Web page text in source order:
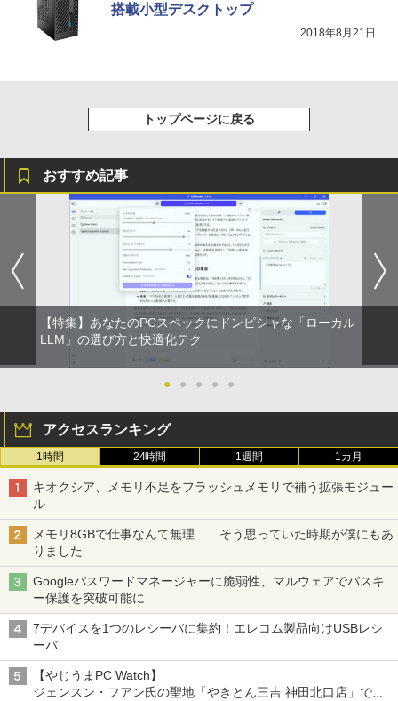
搭載小型デスクトップ
2018年8月21日
トップページに戻る
おすすめ記事
【特集】あなたのPCスペックにドンピシャな「ローカル
LLM」の選び方と快適化テク
● ● ● ● ●
アクセスランキング
1時間 24時間 1週間 1カ月
キオクシア、メモリ不足をフラッシュメモリで補う拡張モジュー
ル
メモリ8GBで仕事なんて無理……そう思っていた時期が僕にもあ
りました
Googleパスワードマネージャーに脆弱性、マルウェアでパスキ
ー保護を突破可能に
7デバイスを1つのレシーバに集約！エレコム製品向けUSBレシ
ーバ
【やじうまPC Watch】
ジェンスン・フアン氏の聖地「やきとん三吉 神田北口店」で